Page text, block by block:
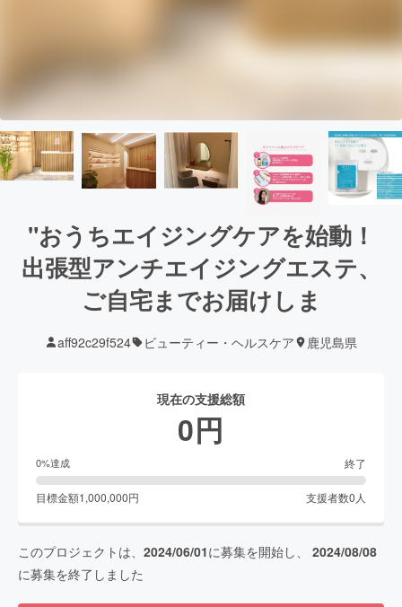
"おうちエイジングケアを始動！
出張型アンチエイジングエステ、
ご自宅までお届けしま
aff92c29f524 ビューティー・ヘルスケア 鹿児島県
現在の支援総額
0円
0%達成 終了
目標金額1,000,000円 支援者数0 人
このプロジェクトは、 2024/06/01に募集を開始し、 2024/08/08
に募集を終了しました